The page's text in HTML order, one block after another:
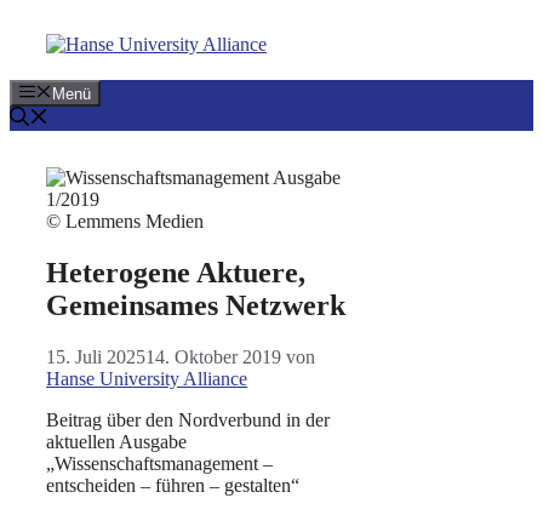
Inhalt
Menü
© Lemmens Medien
Heterogene Aktuere,
Gemeinsames Netzwerk
15. Juli 202514. Oktober 2019 von
Hanse University Alliance
Beitrag über den Nordverbund in der
aktuellen Ausgabe
„Wissenschaftsmanagement –
entscheiden – führen – gestalten“